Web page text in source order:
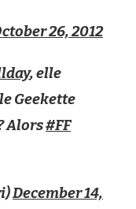
26, 2012
, elle
Geekette
Alors#FF
December 14,